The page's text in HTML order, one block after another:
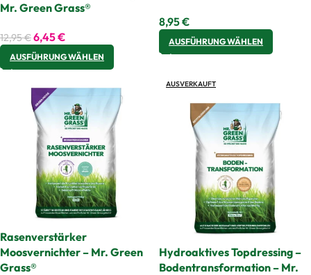
Mr. Green Grass®
12,95€6,45€
AUSFÜHRUNG WÄHLEN
8,95€
AUSFÜHRUNG WÄHLEN
Rasenverstärker
Moosvernichter – Mr. Green
Grass®
AUSVERKAUFT
Hydroaktives Topdressing –
Bodentransformation – Mr.